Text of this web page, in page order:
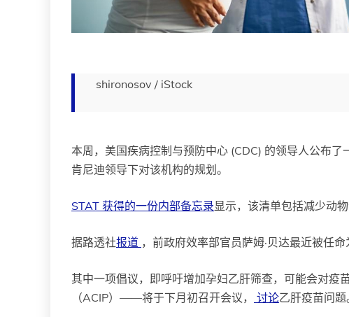
shironosov / iStock
本周，美国疾病控制与预防中心 (CDC) 的领导人公布
肯尼迪领导下对该机构的规划。
STAT 获得的一份内部备忘录显示，该清单包括减少动
据路透社报道 ，前政府效率部官员萨姆·贝达最近被任
其中一项倡议，即呼吁增加孕妇乙肝筛查，可能会对
（ACIP）——将于下月初召开会议，
讨论乙肝疫苗问题